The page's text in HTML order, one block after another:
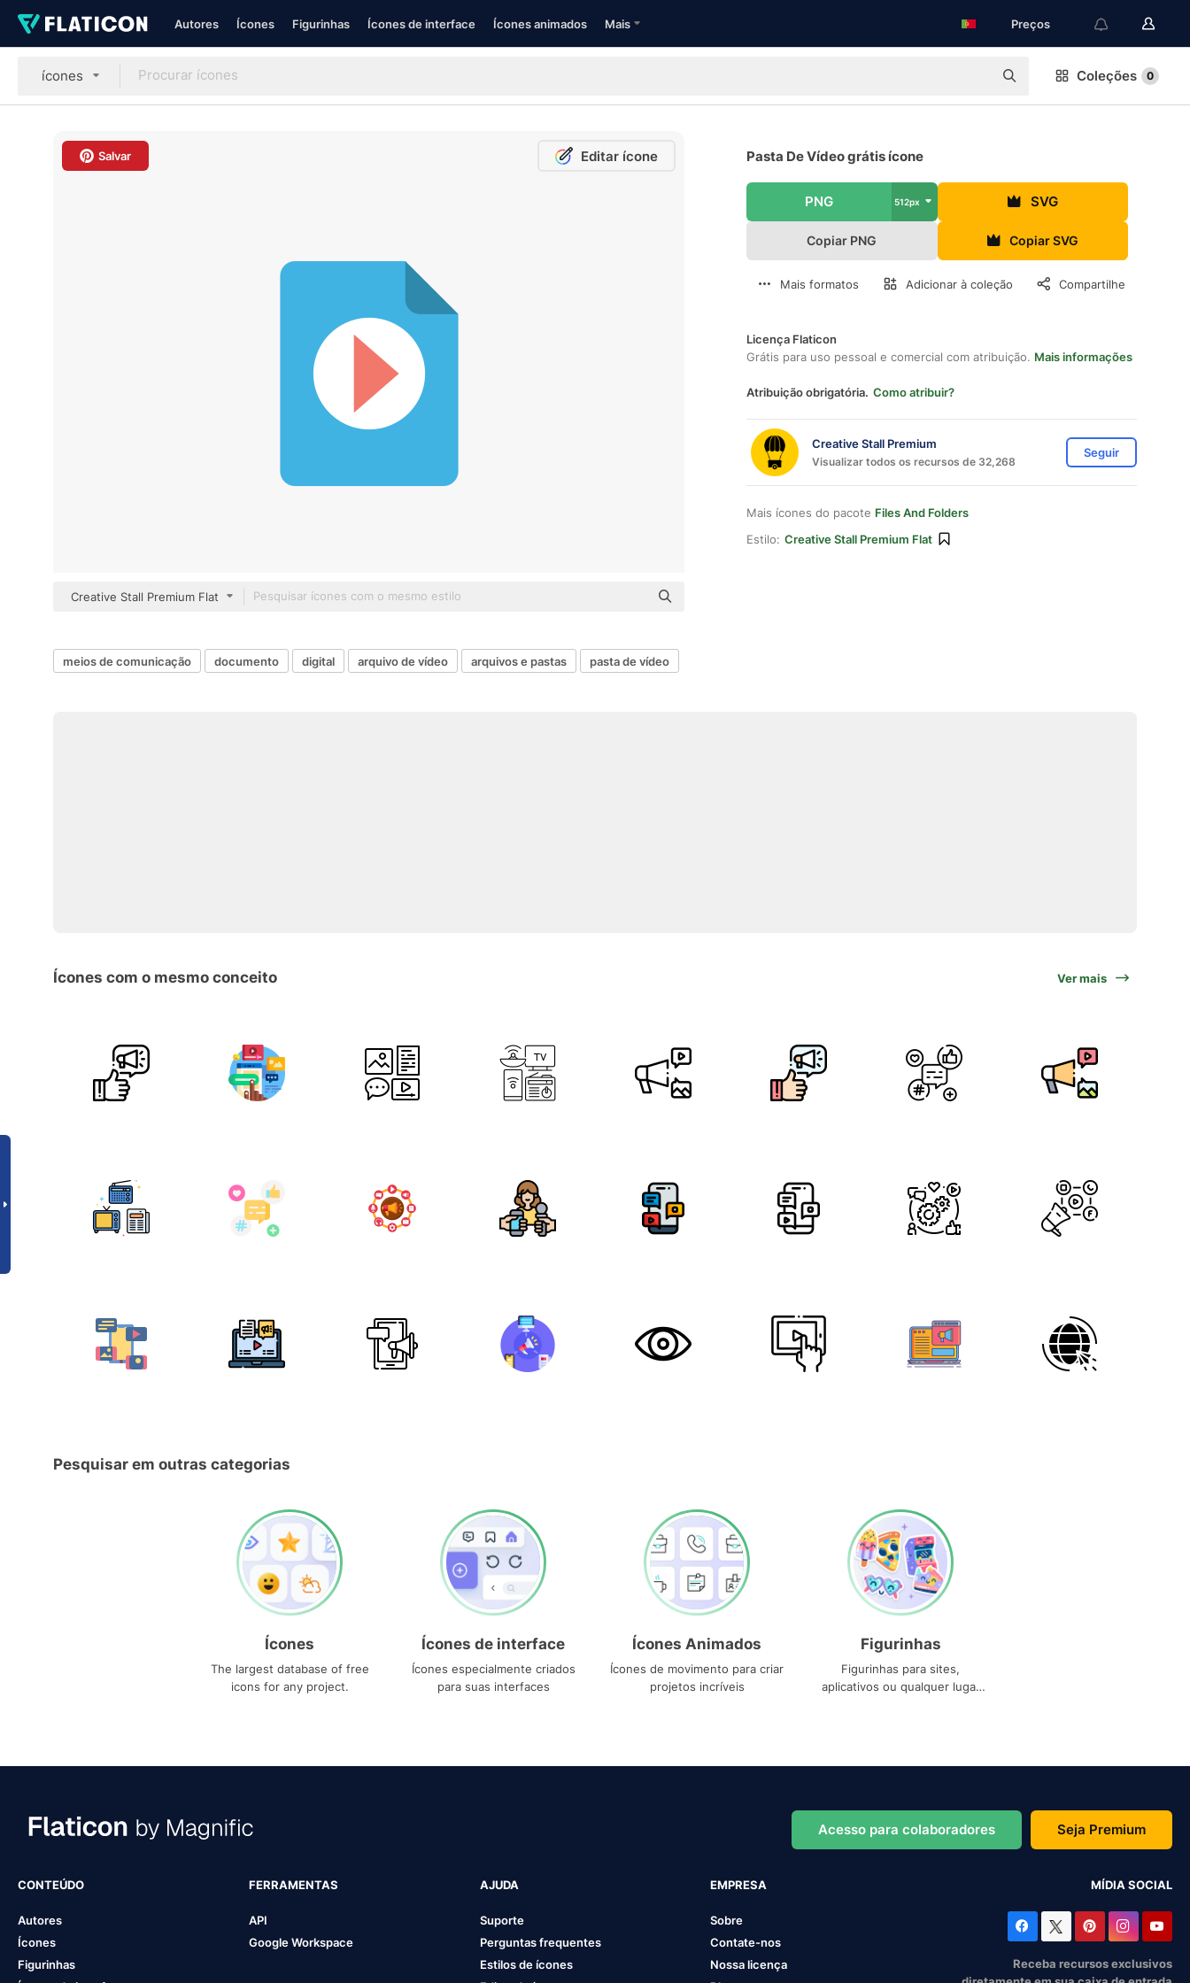
Autores Ícones Figurinhas Ícones de interface Ícones animados Mais Preços
ícones Coleções 0
Salvar Editar ícone
Creative Stall Premium Flat
Pasta De Vídeo grátis ícone
PNG 512px SVG
Copiar PNG Copiar SVG
Mais formatos Adicionar à coleção Compartilhe
Licença Flaticon
Grátis para uso pessoal e comercial com atribuição. Mais informações
Atribuição obrigatória. Como atribuir?
Creative Stall Premium
Visualizar todos os recursos de 32,268
Seguir
Mais ícones do pacote Files And Folders
Estilo: Creative Stall Premium Flat
meios de comunicação documento digital arquivo de vídeo arquivos e pastas pasta de vídeo
Ícones com o mesmo conceito Ver mais
Pesquisar em outras categorias
Ícones
The largest database of free
icons for any project.
Ícones de interface
Ícones especialmente criados
para suas interfaces
Ícones Animados
Ícones de movimento para criar
projetos incríveis
Figurinhas
Figurinhas para sites,
aplicativos ou qualquer lugar
Acesso para colaboradores Seja Premium
CONTEÚDO
Autores
Ícones
Figurinhas
FERRAMENTAS
API
Google Workspace
AJUDA
Suporte
Perguntas frequentes
Estilos de ícones
EMPRESA
Sobre
Contate-nos
Nossa licença
MÍDIA SOCIAL
Receba recursos exclusivos